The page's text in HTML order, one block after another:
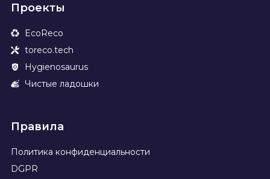
Проекты
EcoReco
toreco.tech
Hygienosaurus
Чистые ладошки
Правила
Политика конфиденциальности
DGPR